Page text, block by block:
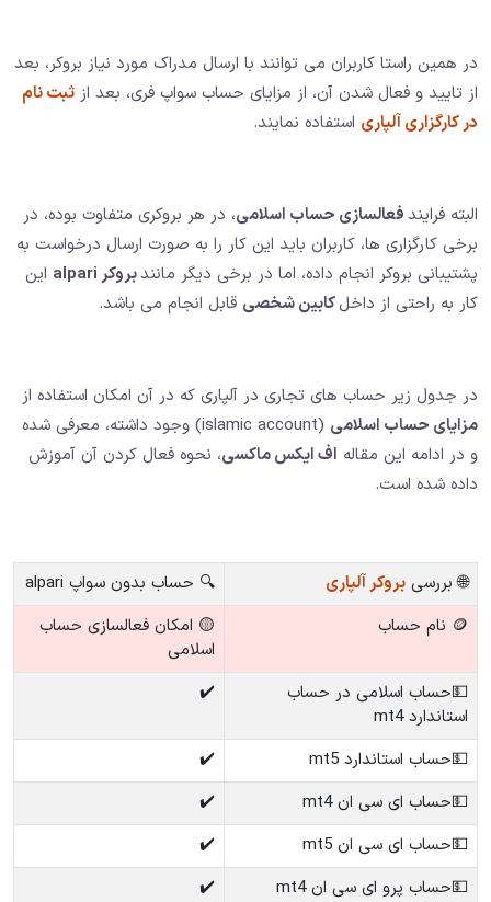
در همین راستا کاربران می توانند با ارسال مدراک مورد نیاز بروکر، بعد
از تایید و فعال شدن آن، از مزایای حساب سواپ فری، بعد از ثبت نام
در کارگزاری آلپاری استفاده نمایند.
البته فرایندفعالسازی حساب اسلامی، در هر بروکری متفاوت بوده، در
برخی کارگزاری ها، کاربران باید این کار را به صورت ارسال درخواست به
پشتیبانی بروکر انجام داده، اما در برخی دیگر مانندبروکر alpari
این
کار به راحتی از داخلکابین شخصی قابل انجام می باشد.
در جدول زیر حساب های تجاری در آلپاری که در آن امکان استفاده از
مزایای حساب اسلامی
(islamic account) وجود داشته، معرفی شده
و در ادامه این مقاله اف ایکس ماکسی، نحوه فعال کردن آن آموزش
داده شده است.
🌐 بررسی بروکر آلپاری
🔍 حساب بدون سواپ alpari
🪙 نام حساب
🟡 امکان فعالسازی حساب
اسلامی
💵حساب اسلامی در حساب
استاندارد mt4
✔️
💵حساب استاندارد mt5
✔️
💵حساب ای سی ان mt4
✔️
💵حساب ای سی ان mt5
✔️
💵حساب پرو ای سی ان mt4
✔️